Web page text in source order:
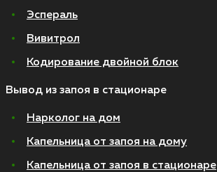
Эспераль
Вивитрол
Кодирование двойной блок
Вывод из запоя в стационаре
Нарколог на дом
Капельница от запоя на дому
Капельница от запоя в стационаре